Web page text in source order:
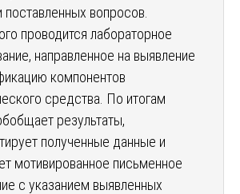
поставленных вопросов.
проводится лабораторное
направленное на выявление
компонентов
средства. По итогам
результаты,
полученные данные и
мотивированное письменное
с указанием выявленных